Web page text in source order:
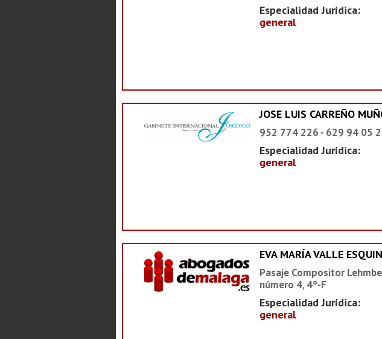
Especialidad Jurídica:
general
JOSE LUIS CARREÑO
952 774 226 - 629 94 05
Especialidad Jurídica:
general
EVA MARÍA VALLE
Pasaje Compositor
número 4, 4º-F
Especialidad Jurídica:
general